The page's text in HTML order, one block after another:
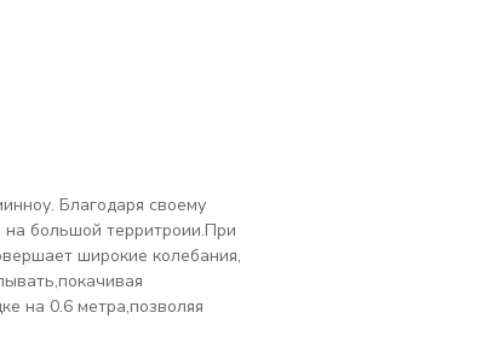
Благодаря своему
на большой территроии.При
широкие колебания,
на 0.6 метра,позволяя